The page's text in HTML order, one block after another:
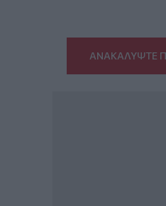
ΑΝΑΚΑΛΥΨΤΕ